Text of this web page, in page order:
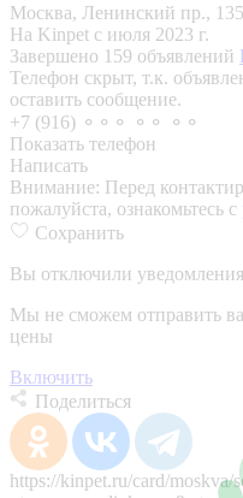
Москва, Ленинский пр.,
На Kinpet c июля 2023 г.
Завершено 159 объявлений
Телефон скрыт, т.к.
оставить сообщение.
+7 (916) ⚬⚬⚬ ⚬⚬ ⚬⚬
Показать телефон
Написать
Внимание: Перед
пожалуйста, ознакомьтесь с
Сохранить
Вы отключили уведомления
Мы не сможем отправить
цены
Включить
Поделиться
https://kinpet.ru/card/moskva/